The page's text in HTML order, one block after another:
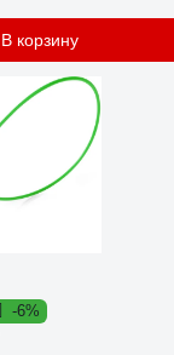
В корзину
-6%